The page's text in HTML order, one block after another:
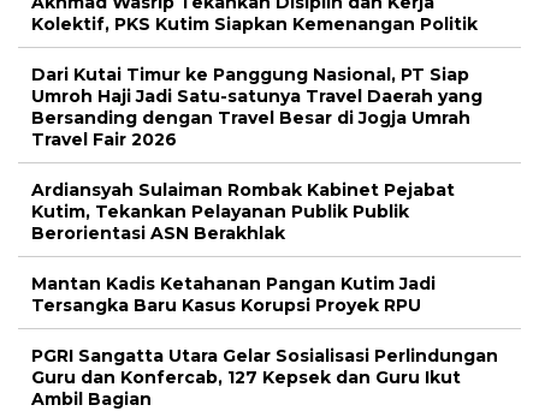
Kolektif, PKS Kutim Siapkan Kemenangan Politik
Dari Kutai Timur ke Panggung Nasional, PT Siap
Umroh Haji Jadi Satu-satunya Travel Daerah yang
Bersanding dengan Travel Besar di Jogja Umrah
Travel Fair 2026
Ardiansyah Sulaiman Rombak Kabinet Pejabat
Kutim, Tekankan Pelayanan Publik Publik
Berorientasi ASN Berakhlak
Mantan Kadis Ketahanan Pangan Kutim Jadi
Tersangka Baru Kasus Korupsi Proyek RPU
PGRI Sangatta Utara Gelar Sosialisasi Perlindungan
Guru dan Konfercab, 127 Kepsek dan Guru Ikut
Ambil Bagian